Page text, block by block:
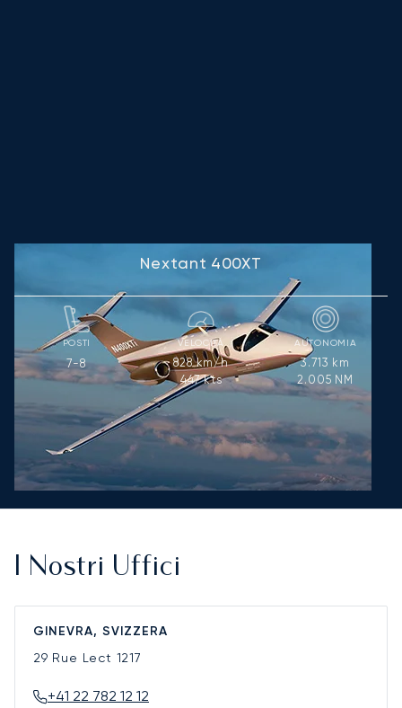
Nextant 400XT
POSTI
7-8
VELOCITÀ
828km/h
447kts
AUTONOMIA
3.713 km
2.005 NM
I Nostri Uffici
GINEVRA, SVIZZERA
29 Rue Lect 1217
+41 22 782 12 12